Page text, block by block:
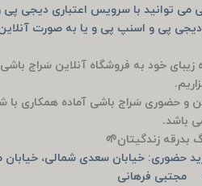
می توانید با سرویس اعتباری دیجی
زیبای خود به فروشگاه آنلاین سَراج
و حضوری سَراج باشی آماده همکاری
باشد.
بدرقه زندگیتان🌱
حضوری: خیابان سعدی شمالی، خیابان